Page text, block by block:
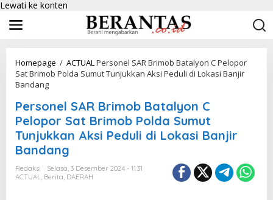
Lewati ke konten
Homepage / ACTUALPersonel SAR Brimob Batalyon C Pelopor
Sat Brimob Polda Sumut Tunjukkan Aksi Peduli di Lokasi Banjir
Bandang
Personel SAR Brimob Batalyon C
Pelopor Sat Brimob Polda Sumut
Tunjukkan Aksi Peduli di Lokasi Banjir
Bandang
Redaksi
Selasa, 3 Desember 2024 - 11:31
ACTUAL, Berita, DAERAH